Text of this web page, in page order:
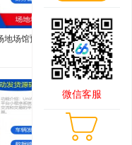
uniapp开发的场地场馆预定小程序源码/篮球兵乓球体育场馆场地预约预定系统/在线包场系统
手 保
微信客服